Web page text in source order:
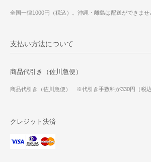
全国一律1000円（税込）。沖縄・離島は配送ができませ
支払い方法について
商品代引き（佐川急便）
商品代引き（佐川急便） ※代引き手数料が330円（税
クレジット決済